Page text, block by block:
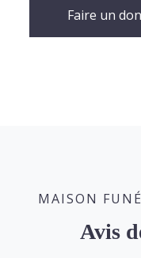
Faire un don
MAISON
Avis